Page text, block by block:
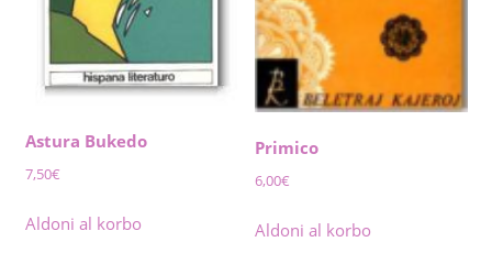
Astura Bukedo
7,50€
Aldoni al korbo
Primico
6,00€
Aldoni al korbo